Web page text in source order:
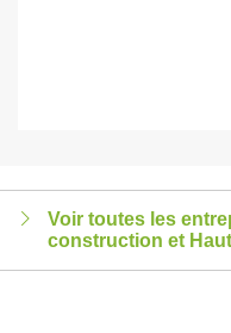
Voir toutes les
construction et